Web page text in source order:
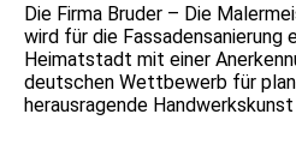
Die Firma Bruder – Die
wird für die Fassadensanierung
Heimatstadt mit einer
deutschen Wettbewerb für
herausragende